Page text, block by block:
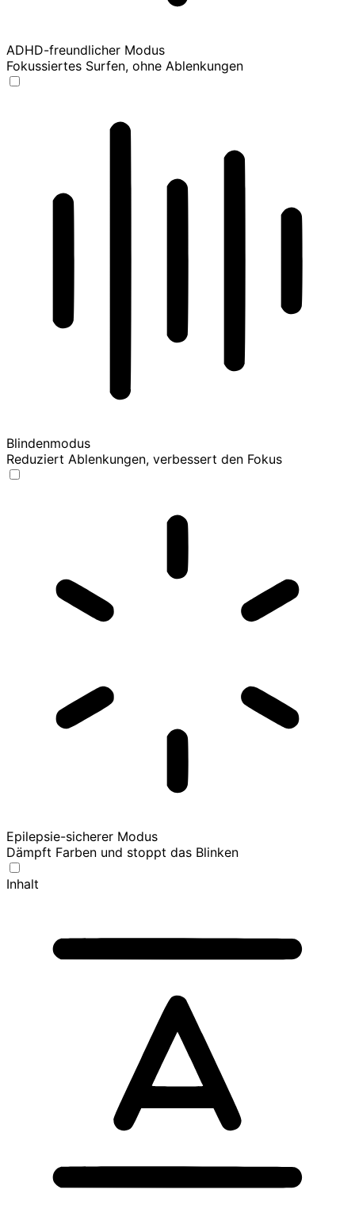
ADHD-freundlicher Modus
Fokussiertes Surfen, ohne Ablenkungen
Blindenmodus
Reduziert Ablenkungen, verbessert den Fokus
Epilepsie-sicherer Modus
Dämpft Farben und stoppt das Blinken
Inhalt